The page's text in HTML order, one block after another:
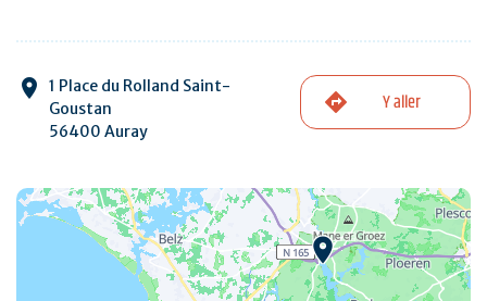
1 Place du Rolland Saint-
Goustan
56400 Auray
Y aller